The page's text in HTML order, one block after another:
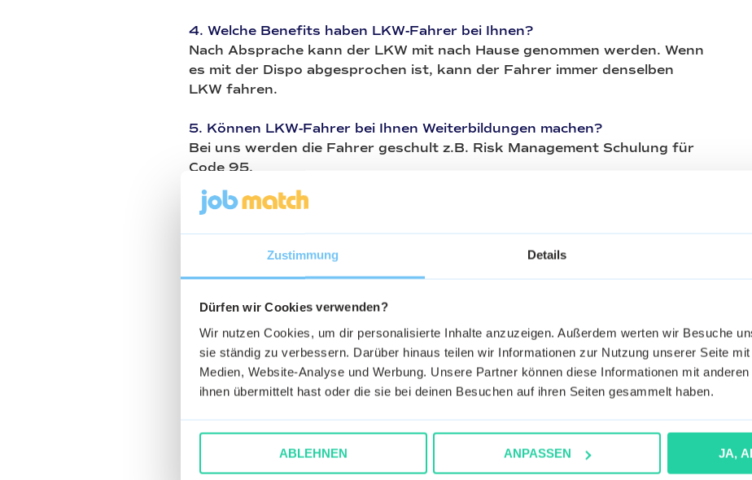
Zustimmung Details
Dürfen wir Cookies verwenden?
Wir nutzen Cookies, um dir personalisierte Inhalte anzuzeigen. Außerdem werten wir Besuche
sie ständig zu verbessern. Darüber hinaus teilen wir Informationen zur Nutzung unserer Seite
Medien, Website-Analyse und Werbung. Unsere Partner können diese Informationen mit
ihnen übermittelt hast oder die sie bei deinen Besuchen auf ihren Seiten gesammelt haben.
ABLEHNEN ANPASSEN JA,
4. Welche Benefits haben LKW-Fahrer bei Ihnen?
Nach Absprache kann der LKW mit nach Hause genommen werden. Wenn
es mit der Dispo abgesprochen ist, kann der Fahrer immer denselben
LKW fahren.
5. Können LKW-Fahrer bei Ihnen Weiterbildungen machen?
Bei uns werden die Fahrer geschult z.B. Risk Management Schulung für
Code 95.
6. Was ist Ihnen in der Zusammenarbeit zwischen Disposition und LKW-
Dispo dem Fahrer immer zur Seite.
7. Welches ist die schönste Strecke, die Ihr Unternehmen fährt?
8. Traditionell, familiär oder modern? Beschreiben Sie Ihr Unternehmen in
3 Worten.
Wir sind traditionell und familiär. Wir bieten in Gesprächen Personen
bezogene Lösungen an.
9. Wer sind Ihre Kunden? REWE Supermärkte.